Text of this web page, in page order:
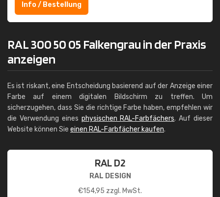
Info / Bestellung
RAL 300 50 05 Falkengrau in der Praxis
anzeigen
Es ist riskant, eine Entscheidung basierend auf der Anzeige einer
Farbe auf einem digitalen Bildschirm zu treffen. Um
sicherzugehen, dass Sie die richtige Farbe haben, empfehlen wir
die Verwendung eines physischen RAL-Farbfächers. Auf dieser
Website können Sie einen RAL-Farbfächer kaufen.
RAL D2
RAL DESIGN
€154,95 zzgl. MwSt.